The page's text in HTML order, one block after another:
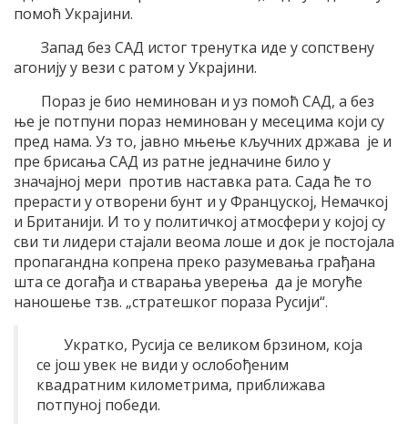
помоћ Украјини.
Запад без САД истог тренутка иде у сопствену
агонију у вези с ратом у Украјини.
Пораз је био неминован и уз помоћ САД, а без
ње је потпуни пораз неминован у месецима који су
пред нама. Уз то, јавно мњење кључних држава је и
пре брисања САД из ратне једначине било у
значајној мери против наставка рата. Сада ће то
прерасти у отворени бунт и у Француској, Немачкој
и Британији. И то у политичкој атмосфери у којој су
сви ти лидери стајали веома лоше и док је постојала
пропагандна копрена преко разумевања грађана
шта се догађа и стварања уверења да је могуће
наношење тзв. „стратешког пораза Русији“.
Укратко, Русија се великом брзином, која
се још увек не види у ослобођеним
квадратним километрима, приближава
потпуној победи.